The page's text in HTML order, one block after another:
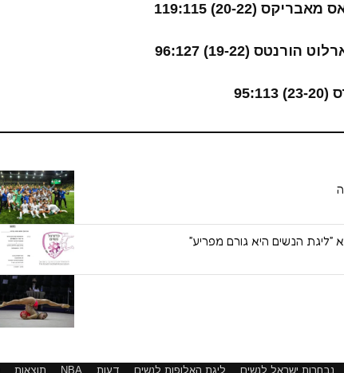
הנשים היא גורם מפריע״
נבחרות ישראל לנשים ליגת האלופות לנשים דעות NBA תוצאות